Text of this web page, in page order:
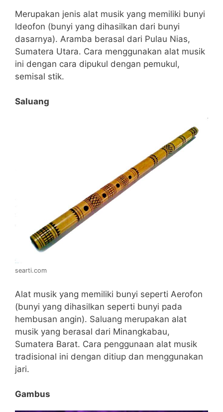
Merupakan jenis alat musik yang memiliki bunyi
Ideofon (bunyi yang dihasilkan dari bunyi
dasarnya). Aramba berasal dari Pulau Nias,
Sumatera Utara. Cara menggunakan alat musik
ini dengan cara dipukul dengan pemukul,
semisal stik.
Saluang
searti.com
Alat musik yang memiliki bunyi seperti Aerofon
(bunyi yang dihasilkan seperti bunyi pada
hembusan angin). Saluang merupakan alat
musik yang berasal dari Minangkabau,
Sumatera Barat. Cara penggunaan alat musik
tradisional ini dengan ditiup dan menggunakan
jari.
Gambus